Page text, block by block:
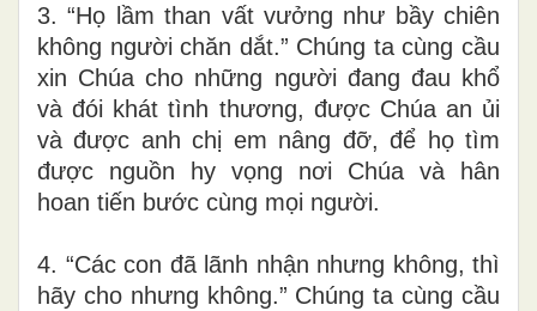
3. “Họ lầm than vất vưởng như bầy chiên
không người chăn dắt.” Chúng ta cùng cầu
xin Chúa cho những người đang đau khổ
và đói khát tình thương, được Chúa an ủi
và được anh chị em nâng đỡ, để họ tìm
được nguồn hy vọng nơi Chúa và hân
hoan tiến bước cùng mọi người.
4. “Các con đã lãnh nhận nhưng không, thì
hãy cho nhưng không.” Chúng ta cùng cầu